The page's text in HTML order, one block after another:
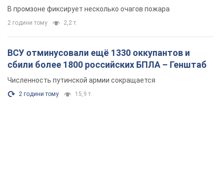
В промзоне фиксирует несколько очагов пожара
2 години тому 2,2 т.
ВСУ отминусовали ещё 1330 оккупантов и
сбили более 1800 российских БПЛА – Генштаб
Численность путинской армии сокращается
2 години тому 15,9 т.